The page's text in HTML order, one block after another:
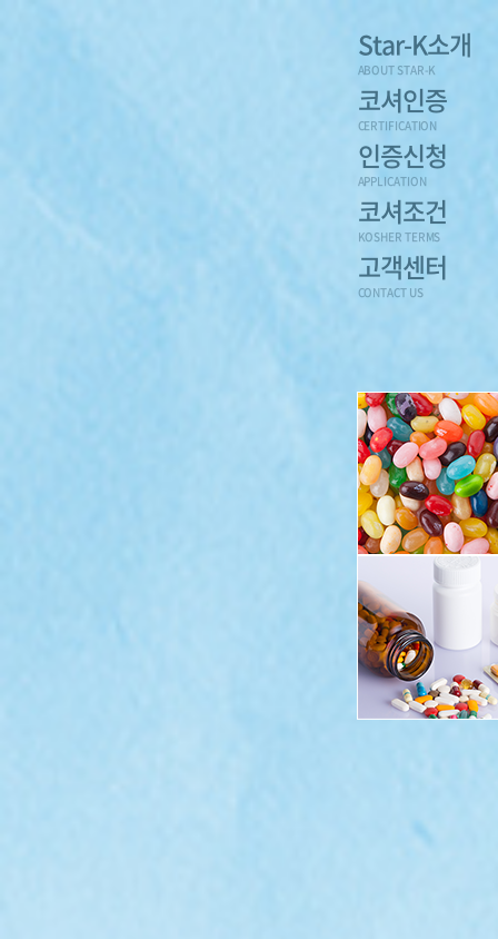
Star-K소개
ABOUT STAR-K
코셔인증
CERTIFICATION
인증신청
APPLICATION
코셔조건
KOSHER TERMS
고객센터
CONTACT US